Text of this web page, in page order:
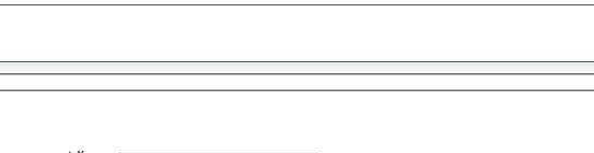
ข้อ
เสนอ